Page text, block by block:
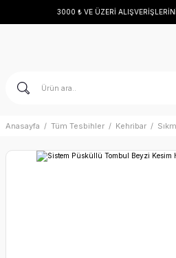
3000 ₺ VE ÜZERİ
Anasayfa Tüm Tesbihler Kehribar